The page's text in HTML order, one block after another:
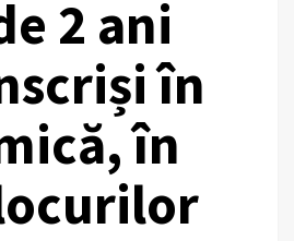
2 ani
în
în